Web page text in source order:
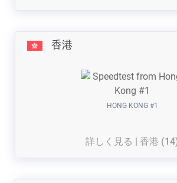
香港
HONG KONG #1
詳しく見る | 香港